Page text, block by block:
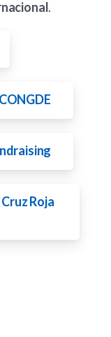
.
Roja